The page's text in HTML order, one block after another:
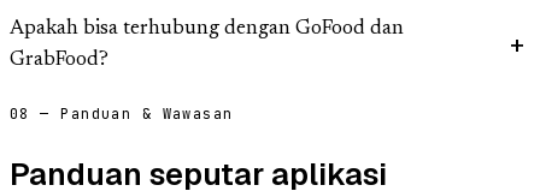
Apakah bisa terhubung dengan GoFood dan
GrabFood?
08 — Panduan & Wawasan
Panduan seputar aplikasi